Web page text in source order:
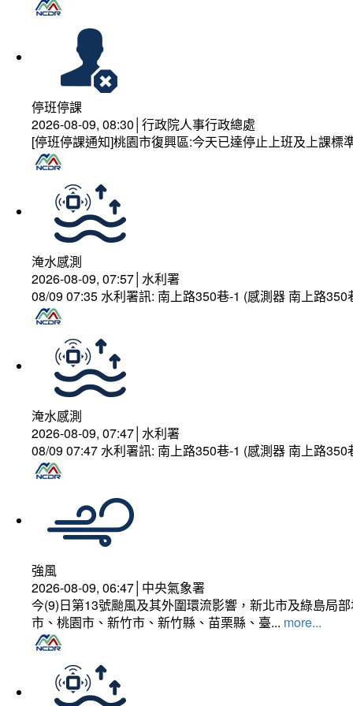
停班停課
2026-08-09, 08:30│行政院人事行政總處
[停班停課通知]桃園市復興區:今天已達停止上班及上課
淹水感測
2026-08-09, 07:57│水利署
08/09 07:35 水利署訊: 南上路350巷-1 (感測器 南上路
淹水感測
2026-08-09, 07:47│水利署
08/09 07:47 水利署訊: 南上路350巷-1 (感測器 南上路
強風
2026-08-09, 06:47│中央氣象署
今(9)日第13號颱風及其外圍環流影響，新北市及綠島局
市、桃園市、新竹市、新竹縣、苗栗縣、臺... more...